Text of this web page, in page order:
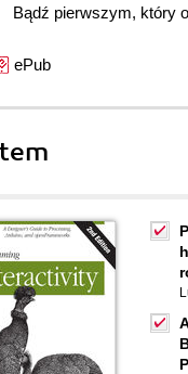
Bądź pierwszym, który